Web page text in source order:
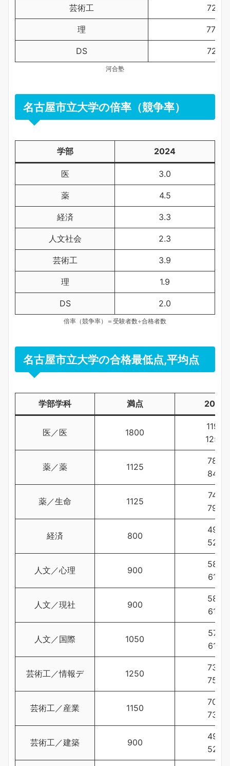
芸術工 72%
理 77％
DS 72%
河合塾
名古屋市立大学の倍率（競争率）
学部 2024
医 3.0
薬 4.5
経済 3.3
人文社会 2.3
芸術工 3.9
理 1.9
DS 2.0
倍率（競争率）＝受験者数÷合格者数
名古屋市立大学の合格最低点,平均点
学部学科 満点 2024
医／医 1800
1192
1254
薬／薬 1125
788
842
薬／生命 1125
740
796
経済 800
497
527
人文／心理 900
584
614
人文／現社 900
580
612
人文／国際 1050
577
616
芸術工／情報デ 1250
736
755
芸術工／産業 1150
700
730
芸術工／建築 900
497
524